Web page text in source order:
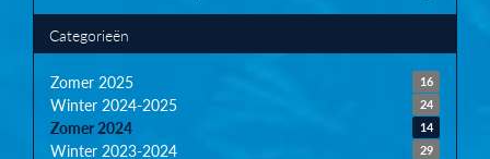
Categorieën
16
Zomer 2025
24
Winter 2024-2025
14
Zomer 2024
29
Winter 2023-2024